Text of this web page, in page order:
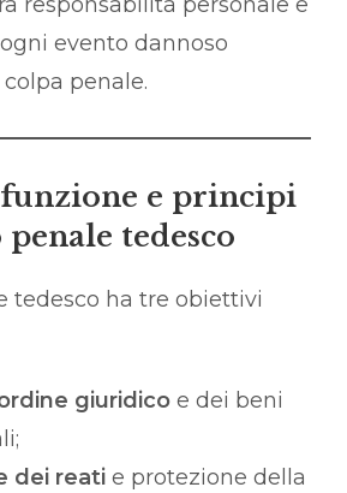
evento dannoso
penale.
e principi
tedesco
tedesco ha tre obiettivi
giuridico e dei beni
dei reati e protezione della